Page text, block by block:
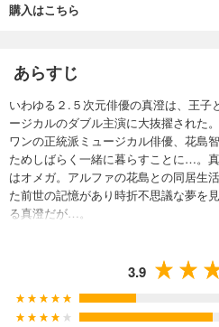
購入はこちら
あらすじ
いわゆる２.５次元俳優の真澄は、王子
ージカルのダブル主演に大抜擢された
ワンの正統派ミュージカル俳優、花島
ためしばらく一緒に暮らすことに…。
はオメガ。アルファの花島との同居生
た前世の記憶があり時折不思議な夢を
る真澄だが…。
3.9